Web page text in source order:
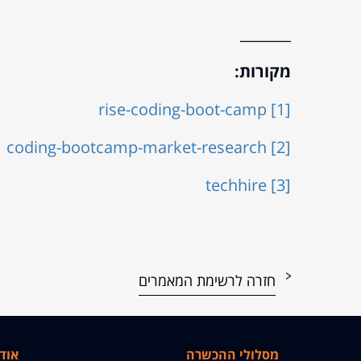
מקורות:
[1]
rise-coding-boot-camp
[2]
coding-bootcamp-market-research
[3]
techhire
חזרה לרשימת המאמרים
מסלולי ההכשרה